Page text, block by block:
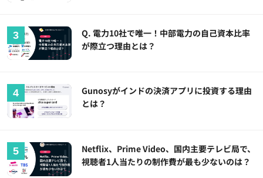
Q. 電力10社で唯一！中部電力の自己資本比率
が際立つ理由とは？
Gunosyがインドの決済アプリに投資する理由
とは？
Netflix、Prime Video、国内主要テレビ局で、
視聴者1人当たりの制作費が最も少ないのは？